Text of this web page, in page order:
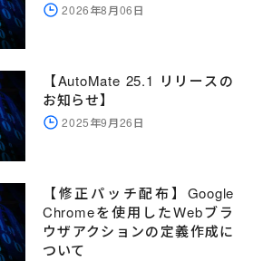
2026年8月06日
【AutoMate 25.1 リリースの
お知らせ】
2025年9月26日
【修正パッチ配布】Google
Chromeを使用したWebブラ
ウザアクションの定義作成に
ついて